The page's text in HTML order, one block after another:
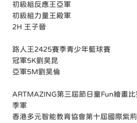
初級組反應王亞軍
初級組力量王殿軍
2H 王子晉
路人王2425賽季青少年籃球賽
冠軍5K劉昊昆
亞軍5M劉昊倫
ARTMAZING第三屆節日童Fun繪畫
季軍
香港多元智能教育協會第十屆國際紫